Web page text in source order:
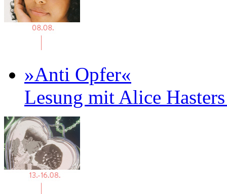
»Anti Opfer«
Lesung mit Alice